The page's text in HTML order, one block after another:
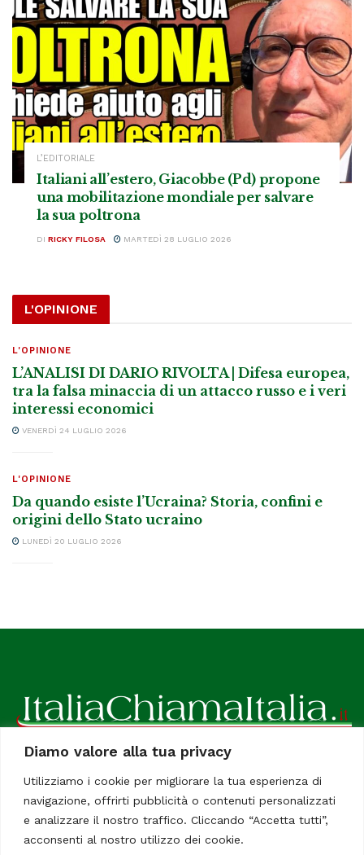
Diamo valore alla tua privacy
Utilizziamo i cookie per migliorare la tua esperienza di
navigazione, offrirti pubblicità o contenuti personalizzati
e analizzare il nostro traffico. Cliccando “Accetta tutti”,
acconsenti al nostro utilizzo dei cookie.
L’EDITORIALE
Italiani all’estero, Giacobbe (Pd) propone
una mobilitazione mondiale per salvare
la sua poltrona
DI RICKY FILOSA MARTEDÌ 28 LUGLIO 2026
L'OPINIONE
L'OPINIONE
L’ANALISI DI DARIO RIVOLTA | Difesa europea,
tra la falsa minaccia di un attacco russo e i veri
interessi economici
VENERDÌ 24 LUGLIO 2026
L'OPINIONE
Da quando esiste l’Ucraina? Storia, confini e
origini dello Stato ucraino
LUNEDÌ 20 LUGLIO 2026
ItaliaChiamaItalia, il TUO quotidiano online preferito.
Dedicato in particolare a tutti gli italiani residenti all'estero.
Tutti i diritti sono riservati. Quotidiano online indipendente